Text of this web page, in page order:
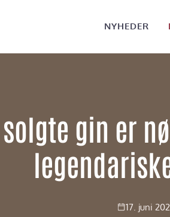
NYHEDER
gin er
17. juni